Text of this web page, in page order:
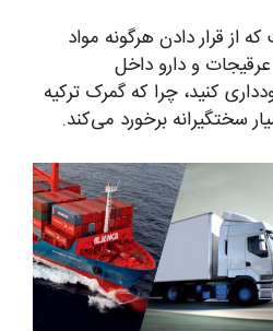
از قرار دادن هرگونه مواد
و دارو داخل
کنید، چرا که گمرک ترکیه
سختگیرانه برخورد می‌کند.